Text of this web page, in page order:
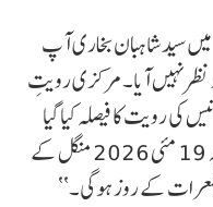
سید شاہبان بخاری آپ
نظر نہیں آیا۔ مرکزی رویتِ
کی رویت کا فیصلہ کیا گیا
ہے۔ لہٰذا اعلان کیا جاتا ہے کہ پہلی ذی الحجہ 19 مئی 2026 منگل کے